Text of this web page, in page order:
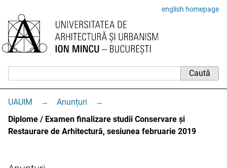
english homepage
UAUIM → Anunțuri
→
Diplome / Examen finalizare studii Conservare și
Restaurare de Arhitectură, sesiunea februarie 2019